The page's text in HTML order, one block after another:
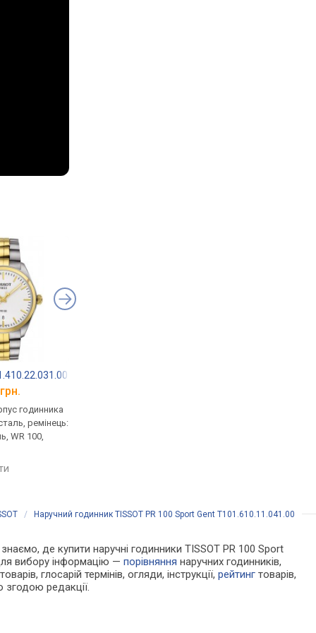
годинника
ремінець:
WR 100,
/ Наручний годинник TISSOT PR 100 Sport Gent T101.610.11.041.00
де купити наручні годинники TISSOT PR 100 Sport
вибору інформацію —порівняння наручних годинників,
глосарій термінів, огляди, інструкції,рейтинг товарів,
згодою редакції.